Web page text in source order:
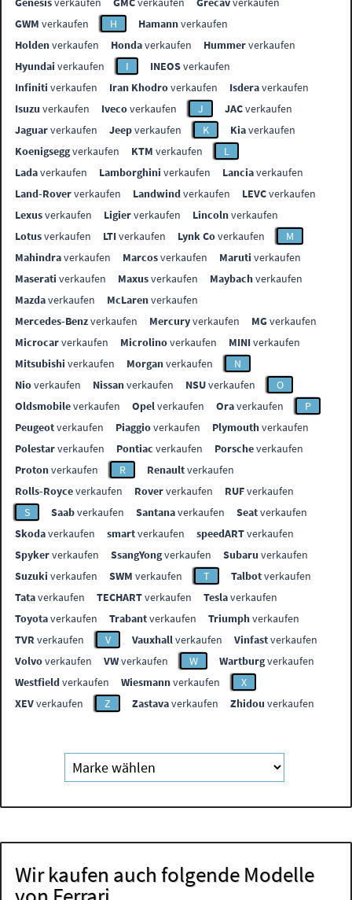
GWM verkaufen H Hamannverkaufen
Holdenverkaufen Hondaverkaufen Hummerverkaufen
Hyundai verkaufen I INEOSverkaufen
Infiniti verkaufen Iran Khodroverkaufen Isderaverkaufen
Isuzu verkaufen Ivecoverkaufen J JACverkaufen
Jaguarverkaufen Jeepverkaufen K Kiaverkaufen
Koenigseggverkaufen KTM verkaufen
L
Ladaverkaufen Lamborghini verkaufen Lanciaverkaufen
Land-Roververkaufen Landwindverkaufen LEVCverkaufen
Lexusverkaufen Ligierverkaufen Lincolnverkaufen
Lotusverkaufen LTIverkaufen Lynk Coverkaufen
M
Mahindraverkaufen Marcosverkaufen Maruti verkaufen
Maserati verkaufen Maxusverkaufen Maybachverkaufen
Mazdaverkaufen McLarenverkaufen
Mercedes-Benzverkaufen Mercuryverkaufen MGverkaufen
Microcarverkaufen Microlinoverkaufen MINIverkaufen
Mitsubishi verkaufen Morganverkaufen
N
Nioverkaufen Nissanverkaufen NSUverkaufen
O
Oldsmobileverkaufen Opelverkaufen Oraverkaufen
P
Peugeotverkaufen Piaggioverkaufen Plymouthverkaufen
Polestarverkaufen Pontiac verkaufen Porscheverkaufen
Protonverkaufen R Renaultverkaufen
Rolls-Royceverkaufen Roververkaufen RUFverkaufen
S
Saabverkaufen Santanaverkaufen Seatverkaufen
Skodaverkaufen smartverkaufen speedARTverkaufen
Spykerverkaufen SsangYongverkaufen Subaru verkaufen
Suzuki verkaufen SWM verkaufen T Talbotverkaufen
Tataverkaufen TECHARTverkaufen Teslaverkaufen
Toyotaverkaufen Trabantverkaufen Triumphverkaufen
TVR verkaufen V Vauxhallverkaufen Vinfastverkaufen
Volvoverkaufen VWverkaufen W Wartburgverkaufen
Westfieldverkaufen Wiesmannverkaufen
X
XEVverkaufen Z Zastavaverkaufen Zhidou verkaufen
Wir kaufen auch folgende Modelle